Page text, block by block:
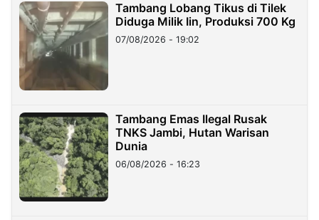
Tambang Lobang Tikus di Tilek
Diduga Milik Iin, Produksi 700 Kg
07/08/2026 - 19:02
Tambang Emas Ilegal Rusak
TNKS Jambi, Hutan Warisan
Dunia
06/08/2026 - 16:23